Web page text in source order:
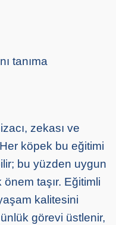
tanıma
zekası ve
Her köpek bu eğitimi
bu yüzden uygun
önem taşır. Eğitimli
kalitesini
görevi üstlenir,